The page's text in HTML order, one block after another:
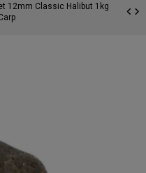
12mm Classic Halibut 1kg